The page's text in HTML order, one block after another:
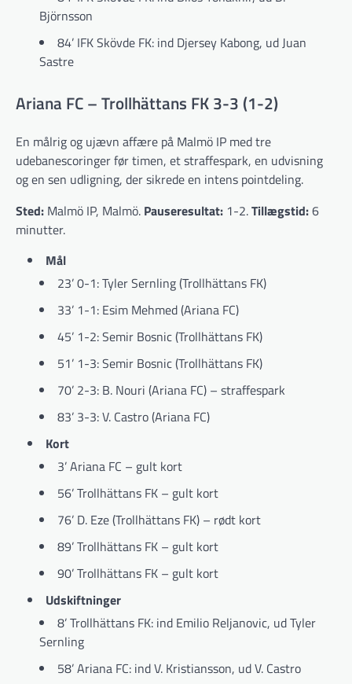
Björnsson
84’ IFK Skövde FK: ind Djersey Kabong, ud Juan
Sastre
Ariana FC – Trollhättans FK 3-3 (1-2)
En målrig og ujævn affære på Malmö IP med tre
udebanescoringer før timen, et straffespark, en udvisning
og en sen udligning, der sikrede en intens pointdeling.
Sted: Malmö IP, Malmö. Pauseresultat: 1-2.Tillægstid:6
minutter.
Mål
23’ 0-1: Tyler Sernling (Trollhättans FK)
33’ 1-1: Esim Mehmed (Ariana FC)
45’ 1-2: Semir Bosnic (Trollhättans FK)
51’ 1-3: Semir Bosnic (Trollhättans FK)
70’ 2-3: B. Nouri (Ariana FC) – straffespark
83’ 3-3: V. Castro (Ariana FC)
Kort
3’ Ariana FC – gult kort
56’ Trollhättans FK – gult kort
76’ D. Eze (Trollhättans FK) – rødt kort
89’ Trollhättans FK – gult kort
90’ Trollhättans FK – gult kort
Udskiftninger
8’ Trollhättans FK: ind Emilio Reljanovic, ud Tyler
Sernling
58’ Ariana FC: ind V. Kristiansson, ud V. Castro